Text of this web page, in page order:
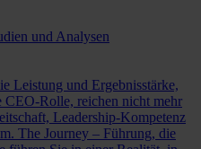
und Analysen
Leistung und Ergebnisstärke,
CEO-Rolle, reichen nicht mehr
Leadership-Kompetenz
The Journey – Führung, die